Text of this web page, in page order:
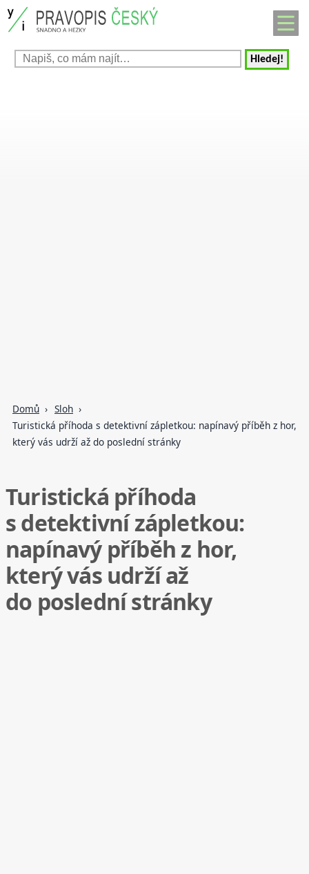
Hledej!
Domů
Sloh
Turistická příhoda s detektivní zápletkou: napínavý příběh z hor,
který vás udrží až do poslední stránky
Turistická příhoda
s detektivní zápletkou:
napínavý příběh z hor,
který vás udrží až
do poslední stránky